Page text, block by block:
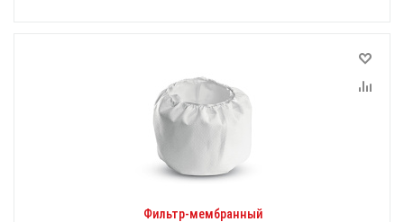
Фильтр-мембранный